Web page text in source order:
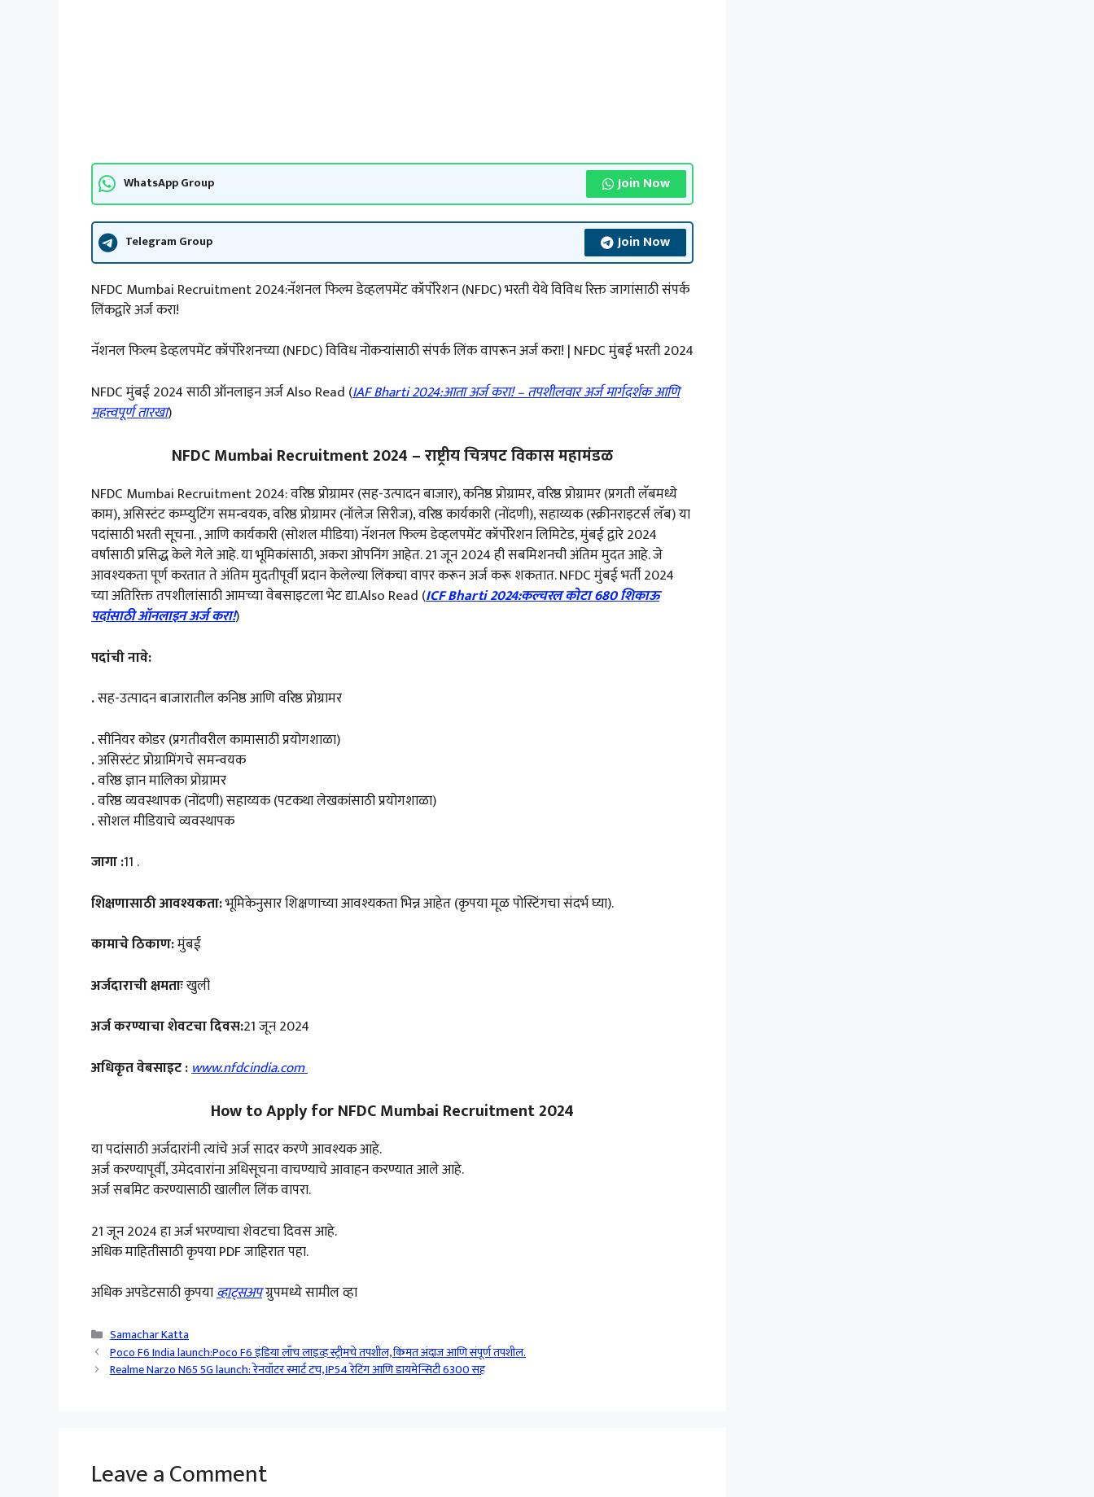
WhatsApp Group Join Now
Telegram Group Join Now
NFDC Mumbai Recruitment 2024:नॅशनल फिल्म डेव्हलपमेंट कॉर्पोरेशन (NFDC) भरती येथे विविध रिक्त जागांसाठी संपर्क
लिंकद्वारे अर्ज करा!
नॅशनल फिल्म डेव्हलपमेंट कॉर्पोरेशनच्या (NFDC) विविध नोकऱ्यांसाठी संपर्क लिंक वापरून अर्ज करा! | NFDC मुंबई भरती 2024
NFDC मुंबई 2024 साठी ऑनलाइन अर्ज Also Read (IAF Bharti 2024:आता अर्ज करा! – तपशीलवार अर्ज मार्गदर्शक आणि
महत्त्वपूर्ण तारखा)
NFDC Mumbai Recruitment 2024 – राष्ट्रीय चित्रपट विकास महामंडळ
NFDC Mumbai Recruitment 2024: वरिष्ठ प्रोग्रामर (सह-उत्पादन बाजार), कनिष्ठ प्रोग्रामर, वरिष्ठ प्रोग्रामर (प्रगती लॅबमध्ये
काम), असिस्टंट कम्प्युटिंग समन्वयक, वरिष्ठ प्रोग्रामर (नॉलेज सिरीज), वरिष्ठ कार्यकारी (नोंदणी), सहाय्यक (स्क्रीनराइटर्स लॅब) या
पदांसाठी भरती सूचना. , आणि कार्यकारी (सोशल मीडिया) नॅशनल फिल्म डेव्हलपमेंट कॉर्पोरेशन लिमिटेड, मुंबई द्वारे 2024
वर्षासाठी प्रसिद्ध केले गेले आहे. या भूमिकांसाठी, अकरा ओपनिंग आहेत. 21 जून 2024 ही सबमिशनची अंतिम मुदत आहे. जे
आवश्यकता पूर्ण करतात ते अंतिम मुदतीपूर्वी प्रदान केलेल्या लिंकचा वापर करून अर्ज करू शकतात. NFDC मुंबई भर्ती 2024
च्या अतिरिक्त तपशीलांसाठी आमच्या वेबसाइटला भेट द्या.Also Read (ICF Bharti 2024:कल्चरल कोटा 680 शिकाऊ
पदांसाठी ऑनलाइन अर्ज करा!)
पदांची नावे:
.सह-उत्पादन बाजारातील कनिष्ठ आणि वरिष्ठ प्रोग्रामर
.सीनियर कोडर (प्रगतीवरील कामासाठी प्रयोगशाळा)
.असिस्टंट प्रोग्रामिंगचे समन्वयक
.वरिष्ठ ज्ञान मालिका प्रोग्रामर
.वरिष्ठ व्यवस्थापक (नोंदणी) सहाय्यक (पटकथा लेखकांसाठी प्रयोगशाळा)
.सोशल मीडियाचे व्यवस्थापक
जागा :11 .
शिक्षणासाठी आवश्यकता:भूमिकेनुसार शिक्षणाच्या आवश्यकता भिन्न आहेत (कृपया मूळ पोस्टिंगचा संदर्भ घ्या).
कामाचे ठिकाण:मुंबई
अर्जदाराची क्षमताःखुली
अर्ज करण्याचा शेवटचा दिवस:21 जून 2024
अधिकृत वेबसाइट :www.nfdcindia.com
How to Apply for NFDC Mumbai Recruitment 2024
या पदांसाठी अर्जदारांनी त्यांचे अर्ज सादर करणे आवश्यक आहे.
अर्ज करण्यापूर्वी, उमेदवारांना अधिसूचना वाचण्याचे आवाहन करण्यात आले आहे.
अर्ज सबमिट करण्यासाठी खालील लिंक वापरा.
21 जून 2024 हा अर्ज भरण्याचा शेवटचा दिवस आहे.
अधिक माहितीसाठी कृपया PDF जाहिरात पहा.
अधिक अपडेटसाठी कृपयाव्हाट्सअपग्रुपमध्ये सामील व्हा
Categories
Samachar Katta
Poco F6 India launch:Poco F6 इंडिया लाँच लाइव्ह स्ट्रीमचे तपशील, किंमत अंदाज आणि संपूर्ण तपशील.
Realme Narzo N65 5G launch: रेनवॉटर स्मार्ट टच, IP54 रेटिंग आणि डायमेन्सिटी 6300 सह
Leave a Comment